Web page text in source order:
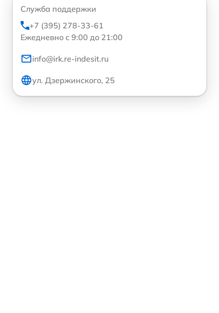
Служба поддержки
+7 (395) 278-33-61
Ежедневно с 9:00 до 21:00
info@irk.re-indesit.ru
ул. Дзержинского, 25